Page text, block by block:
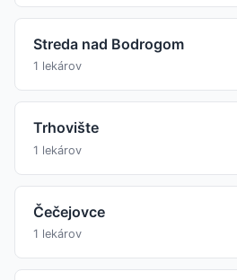
Streda nad Bodrogom
1 lekárov
Trhovište
1 lekárov
Čečejovce
1 lekárov